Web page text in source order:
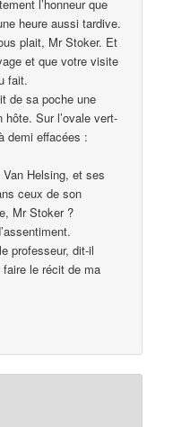
l’honneur que
heure aussi tardive.
plait, Mr Stoker. Et
et que votre visite
fait.
de sa poche une
hôte. Sur l’ovale vert-
demi effacées :
Helsing, et ses
ceux de son
Mr Stoker ?
professeur, dit-il
le récit de ma